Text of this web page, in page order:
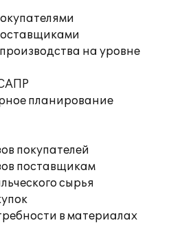
на уровне
планирование
покупателей
поставщикам
сырья
в материалах